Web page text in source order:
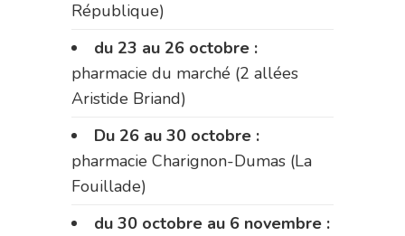
République)
du 23 au 26 octobre :
pharmacie du marché (2 allées
Aristide Briand)
Du 26 au 30 octobre :
pharmacie Charignon-Dumas (La
Fouillade)
du 30 octobre au 6 novembre :